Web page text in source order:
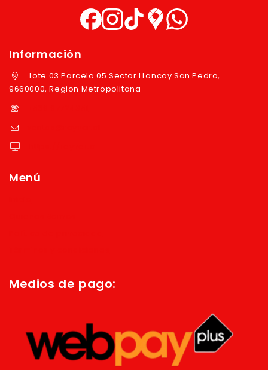
Información
Lote 03 Parcela 05 Sector LLancay San Pedro,
9660000, Region Metropolitana
Menú
Medios de pago: